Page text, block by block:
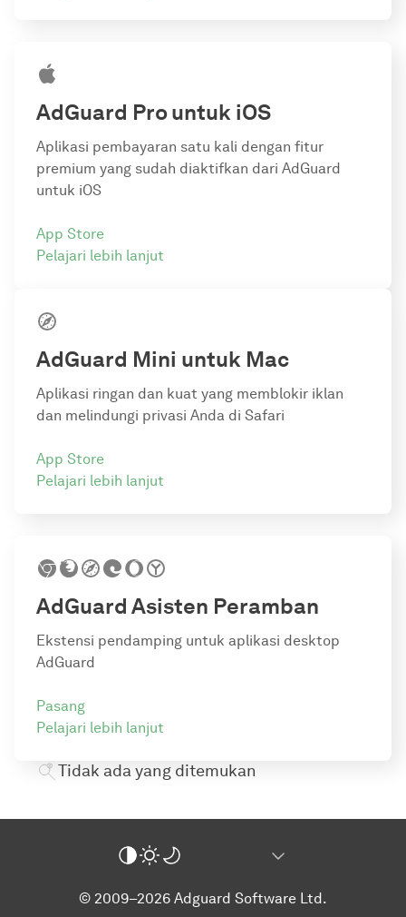
AdGuard Prountuk iOS
Aplikasi pembayaran satu kali dengan fitur
premium yang sudah diaktifkan dari AdGuard
untuk iOS
Pelajari lebih lanjut
App Store
AdGuard Mini untuk Mac
Aplikasi ringan dan kuat yang memblokir iklan
dan melindungi privasi Anda di Safari
Pelajari lebih lanjut
App Store
AdGuard Asisten Peramban
Ekstensi pendamping untuk aplikasi desktop
AdGuard
Pelajari lebih lanjut
Pasang
Tidak ada yang ditemukan
© 2009–2026 Adguard Software Ltd.